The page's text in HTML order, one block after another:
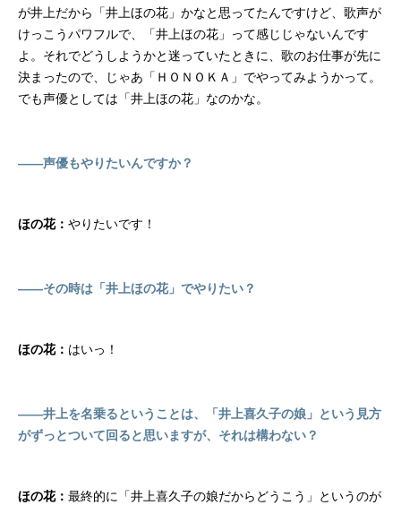
が井上だから「井上ほの花」かなと思ってたんですけど、歌声が
けっこうパワフルで、「井上ほの花」って感じじゃないんです
よ。それでどうしようかと迷っていたときに、歌のお仕事が先に
決まったので、じゃあ「ＨＯＮＯＫＡ」でやってみようかって。
でも声優としては「井上ほの花」なのかな。
――声優もやりたいんですか？
ほの花： やりたいです！
――その時は「井上ほの花」でやりたい？
ほの花： はいっ！
――井上を名乗るということは、「井上喜久子の娘」という見方
がずっとついて回ると思いますが、それは構わない？
ほの花： 最終的に「井上喜久子の娘だからどうこう」というのが